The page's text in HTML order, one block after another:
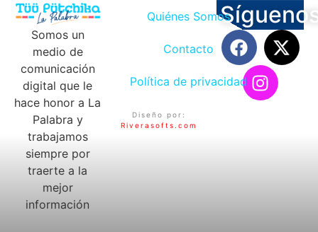
Somos un
medio de
comunicación
digital que le
hace honor a La
Palabra y
trabajamos
siempre por
traerte a la
mejor
información
Quiénes Somos
Contacto
Política de privacidad
Diseño por:
Riverasofts.com